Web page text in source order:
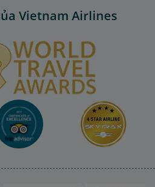
Vietnam Airlines